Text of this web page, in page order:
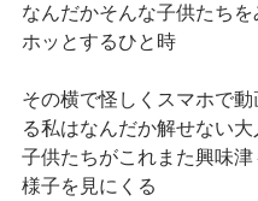
なんだかそんな子供たちを
ホッとするひと時
その横で怪しくスマホで
る私はなんだか解せない大
子供たちがこれまた興味
様子を見にくる